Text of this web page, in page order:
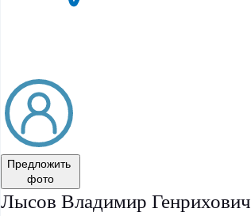
Предложить
фото
Лысов Владимир Генрихович